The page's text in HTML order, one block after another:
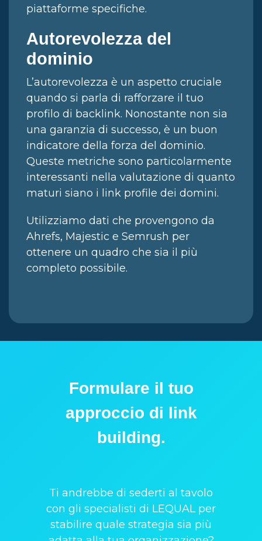
piattaforme specifiche.
Autorevolezza del
dominio
L’autorevolezza è un aspetto cruciale
quando si parla di rafforzare il tuo
profilo di backlink. Nonostante non sia
una garanzia di successo, è un buon
indicatore della forza del dominio.
Queste metriche sono particolarmente
interessanti nella valutazione di quanto
maturi siano i link profile dei domini.
Utilizziamo dati che provengono da
Ahrefs, Majestic e Semrush per
ottenere un quadro che sia il più
completo possibile.
Formulare il tuo
approccio di link
building.
Ti andrebbe di sederti al tavolo
con gli specialisti di LEQUAL per
stabilire quale strategia sia più